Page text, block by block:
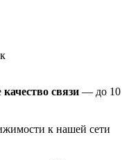
качество связи — до 10
к нашей сети